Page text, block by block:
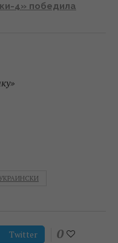
4» победила
Twitter 0